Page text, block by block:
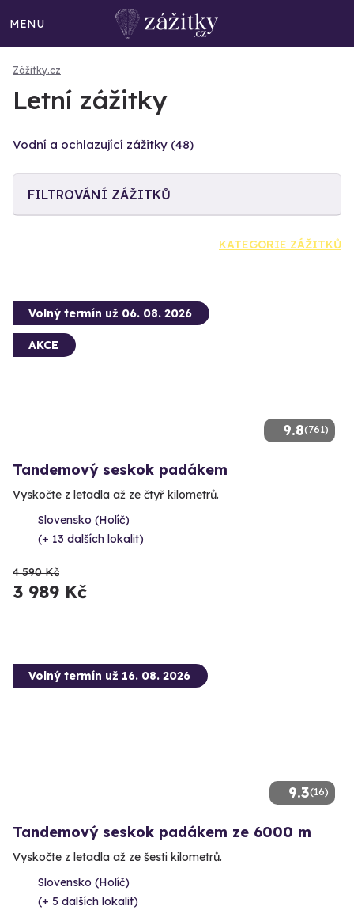
MENU
Zážitky.cz
Letní zážitky
Vodní a ochlazující zážitky (48)
FILTROVÁNÍ ZÁŽITKŮ
KATEGORIE ZÁŽITKŮ
9.8(761)
Volný termín už 06. 08. 2026
AKCE
Tandemový seskok padákem
Vyskočte z letadla až ze čtyř kilometrů.
Slovensko (Holíč)
(+ 13 dalších lokalit)
4 590 Kč
3 989 Kč
9.3(16)
Volný termín už 16. 08. 2026
Tandemový seskok padákem ze 6000 m
Vyskočte z letadla až ze šesti kilometrů.
Slovensko (Holíč)
(+ 5 dalších lokalit)